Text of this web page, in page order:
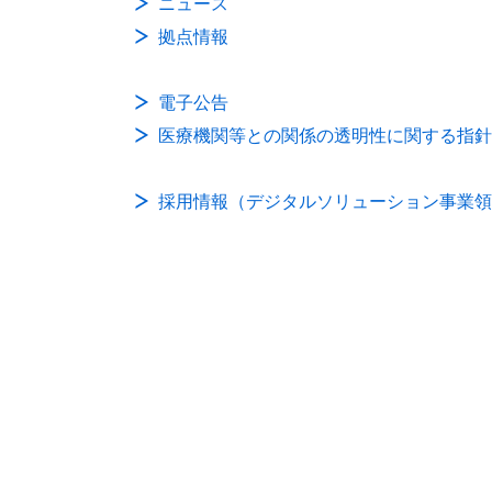
ニュース
拠点情報
電子公告
医療機関等との関係の透明性に関する指針
採用情報（デジタルソリューション事業